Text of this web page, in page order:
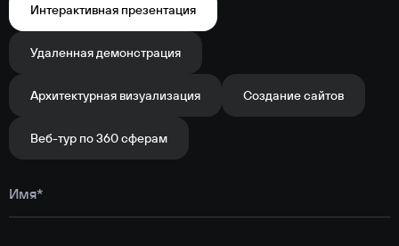
Интерактивная презентация
Удаленная демонстрация
Архитектурная визуализация Создание сайтов
Веб-тур по 360 сферам